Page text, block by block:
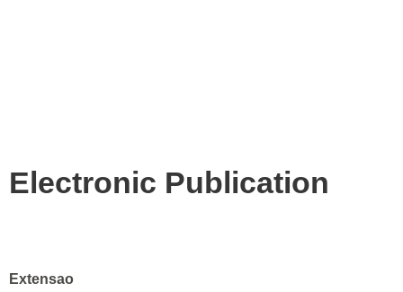
Electronic Publication
Extensao